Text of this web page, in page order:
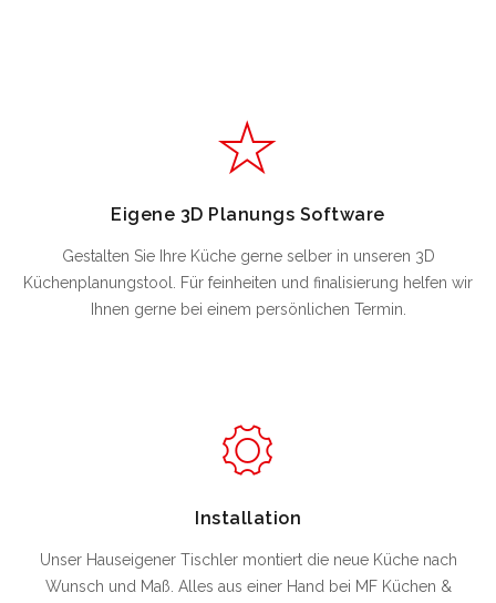
Eigene 3D Planungs Software
Gestalten Sie Ihre Küche gerne selber in unseren 3D
Küchenplanungstool. Für feinheiten und finalisierung helfen wir
Ihnen gerne bei einem persönlichen Termin.
Installation
Unser Hauseigener Tischler montiert die neue Küche nach
Wunsch und Maß. Alles aus einer Hand bei MF Küchen &